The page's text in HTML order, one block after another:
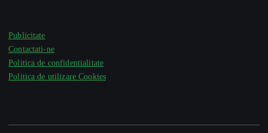
Publicitate
Contactati-ne
Politica de confidentialitate
Politica de utilizare Cookies